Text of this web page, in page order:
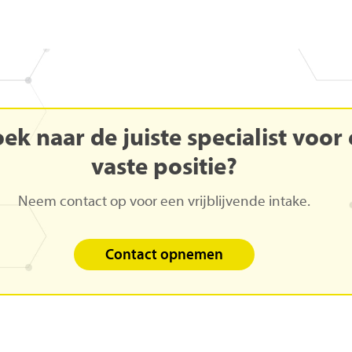
naar de juiste specialist voor
vaste positie?
Neem contact op voor een vrijblijvende intake.
Contact opnemen